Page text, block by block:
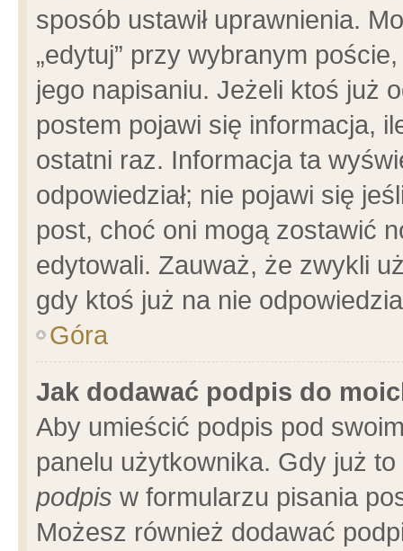
sposób ustawił uprawnienia.
„edytuj” przy wybranym
jego napisaniu. Jeżeli ktoś już
postem pojawi się informacja,
ostatni raz. Informacja ta
odpowiedział; nie pojawi się
post, choć oni mogą zostawić
edytowali. Zauważ, że zwykli
gdy ktoś już na nie
Góra
Jak dodawać podpis do
Aby umieścić podpis pod
panelu użytkownika. Gdy już
podpis w formularzu pisania
Możesz również dodawać